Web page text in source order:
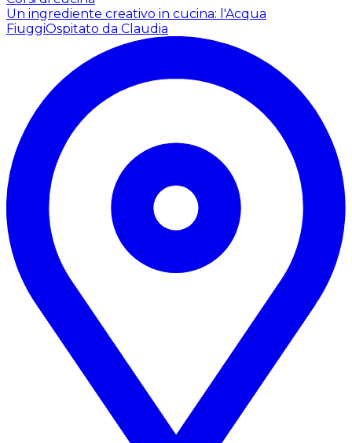
Un ingrediente creativo in cucina: l'Acqua
FiuggiOspitato da Claudia